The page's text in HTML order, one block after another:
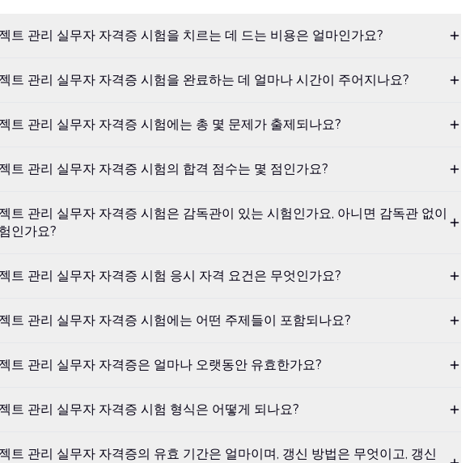
트 관리 실무자 자격증 시험을 치르는 데 드는 비용은 얼마인가요?
트 관리 실무자 자격증 시험을 완료하는 데 얼마나 시간이 주어지나요?
트 관리 실무자 자격증 시험에는 총 몇 문제가 출제되나요?
트 관리 실무자 자격증 시험의 합격 점수는 몇 점인가요?
트 관리 실무자 자격증 시험은 감독관이 있는 시험인가요, 아니면 감독관 없이
인가요?
트 관리 실무자 자격증 시험 응시 자격 요건은 무엇인가요?
트 관리 실무자 자격증 시험에는 어떤 주제들이 포함되나요?
트 관리 실무자 자격증은 얼마나 오랫동안 유효한가요?
트 관리 실무자 자격증 시험 형식은 어떻게 되나요?
트 관리 실무자 자격증의 유효 기간은 얼마이며, 갱신 방법은 무엇이고, 갱신